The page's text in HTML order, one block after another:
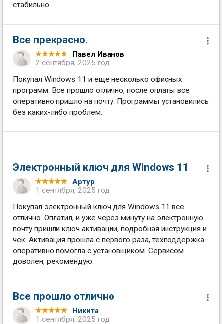
стабильно.
Все прекрасно.
Павел Иванов
2 сентября, 2025 год
Покупал Windows 11 и еще несколько офисных
программ. Все прошло отлично, после оплаты все
оперативно пришло на почту. Программы установились
без каких-либо проблем.
Электронный ключ для Windows 11
Артур
1 сентября, 2025 год
Покупал электронный ключ для Windows 11 всё
отлично. Оплатил, и уже через минуту на электронную
почту пришли ключ активации, подробная инструкция и
чек. Активация прошла с первого раза, техподдержка
оперативно помогла с установщиком. Сервисом
доволен, рекомендую.
Все прошло отлично
Никита
1 сентября, 2025 год